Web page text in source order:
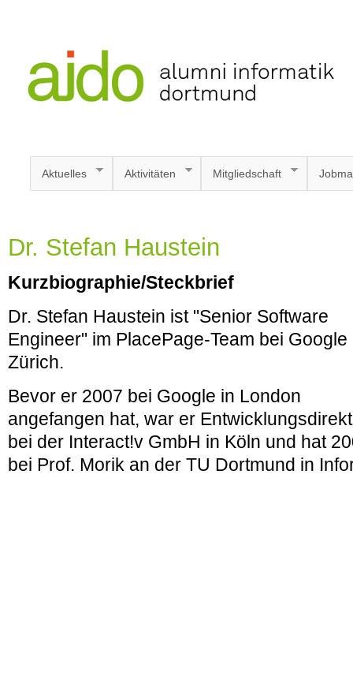
Aktuelles Aktivitäten Mitgliedschaft
Dr. Stefan Haustein
Kurzbiographie/Steckbrief
Dr. Stefan Haustein ist "Senior Software
Engineer" im PlacePage-Team bei Google
Zürich.
Bevor er 2007 bei Google in London
angefangen hat, war er
bei der Interact!v GmbH in Köln und hat
bei Prof. Morik an der TU Dortmund in